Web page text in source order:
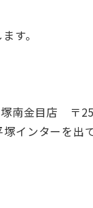
す。
南金目店 〒
ターを出て